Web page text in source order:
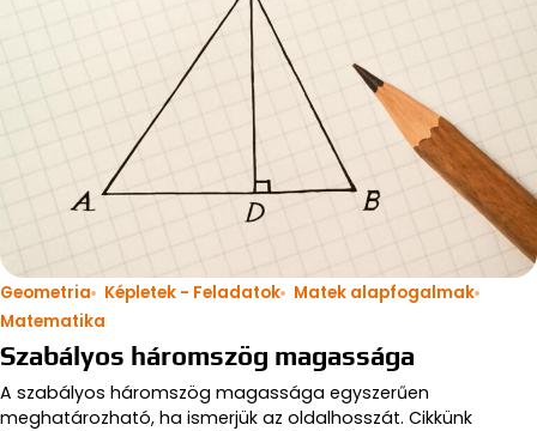
Geometria Képletek - Feladatok
Matek alapfogalmak
Matematika
Szabályos háromszög magassága
A szabályos háromszög magassága egyszerűen
meghatározható, ha ismerjük az oldalhosszát. Cikkünk